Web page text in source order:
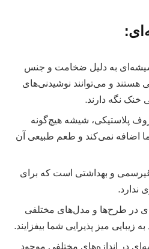
به دلیل ضخامت و جنس
هستند و می‌توانند نوشیدنی‌های
خنک نگه دارند.
پلاستیکی، شیشه هیچ‌گونه
اضافه نمی‌کند و طعم طبیعی آن
و بهداشتی است که برای
ندارد.
در طرح‌ها و مدل‌های مختلفی
زیبایی میز پذیرایی شما بیفزایند.
در اندازه‌های مختلفی موجود